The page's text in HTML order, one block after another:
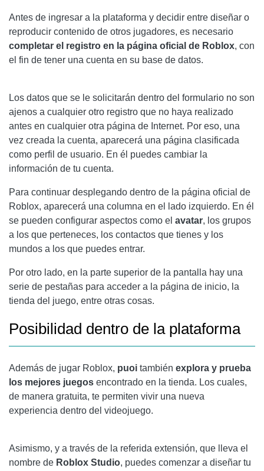
Antes de ingresar a la plataforma y decidir entre diseñar o
reproducir contenido de otros jugadores, es necesario
completar el registro en la página oficial de Roblox, con
el fin de tener una cuenta en su base de datos.
Los datos que se le solicitarán dentro del formulario no son
ajenos a cualquier otro registro que no haya realizado
antes en cualquier otra página de Internet. Por eso, una
vez creada la cuenta, aparecerá una página clasificada
como perfil de usuario. En él puedes cambiar la
información de tu cuenta.
Para continuar desplegando dentro de la página oficial de
Roblox, aparecerá una columna en el lado izquierdo. En él
se pueden configurar aspectos como el avatar, los grupos
a los que perteneces, los contactos que tienes y los
mundos a los que puedes entrar.
Por otro lado, en la parte superior de la pantalla hay una
serie de pestañas para acceder a la página de inicio, la
tienda del juego, entre otras cosas.
Posibilidad dentro de la plataforma
Además de jugar Roblox, puoi también explora y prueba
los mejores juegos encontrado en la tienda. Los cuales,
de manera gratuita, te permiten vivir una nueva
experiencia dentro del videojuego.
Asimismo, y a través de la referida extensión, que lleva el
nombre de Roblox Studio, puedes comenzar a diseñar tu